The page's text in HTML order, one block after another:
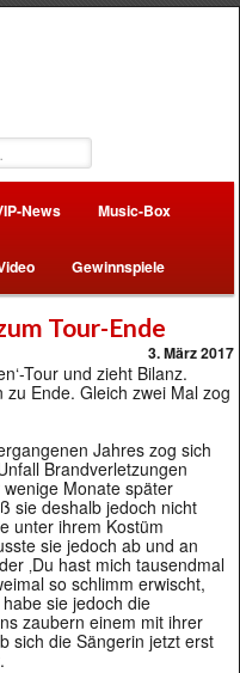
News Music-Box
Gewinnspiele
Tour-Ende
3. März 2017
Tour und zieht Bilanz.
Ende. Gleich zwei Mal zog
Jahres zog sich
Brandverletzungen
Monate später
sie deshalb jedoch nicht
unter ihrem Kostüm
sie jedoch ab und an
‚Du hast mich tausendmal
so schlimm erwischt,
sie jedoch die
zaubern einem mit ihrer
sich die Sängerin jetzt erst